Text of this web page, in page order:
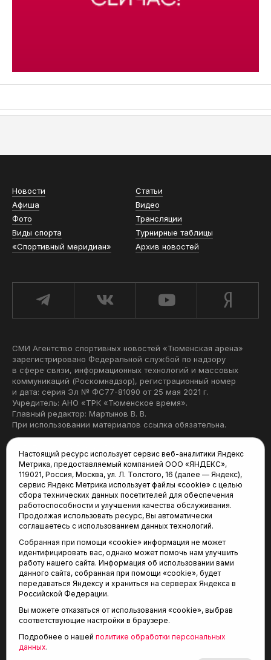
Новости
Статьи
Афиша
Видео
Фото
Трансляции
Виды спорта
Турнирные таблицы
«Спортивный меридиан»
Архив новостей
СМИ Агентство спортивных новостей «Тюменская арена»
зарегистрировано Федеральной службой по надзору
в сфере связи, информационных технологий и массовых
коммуникаций (Роскомнадзор), регистрационный номер
и дата: серия Эл № ФС77-81090 от 25 мая 2021 г.
Учредитель: АНО «ТРК «Тюменское время».
Главный редактор: Мартынов В. В.
При использовании материалов ссылка обязательна.
Редакция:
625035, Тюмень, пр. Геологоразведчиков, 28А
(3452) 68-22-28
tum-arena@mail.ru
Отдел продаж:
(3452) 68-89-78
kotovaev@sibinformburo.ru
© 2001-2026 Агентство спортивных новостей
Настоящий ресурс использует сервис веб-аналитики Яндекс
Метрика, предоставляемый компанией ООО «ЯНДЕКС»,
119021, Россия, Москва, ул. Л. Толстого, 16 (далее — Яндекс),
сервис Яндекс Метрика использует файлы «cookie» с целью
сбора технических данных посетителей для обеспечения
работоспособности и улучшения качества обслуживания.
Продолжая использовать ресурс, Вы автоматически
соглашаетесь с использованием данных технологий.
Собранная при помощи «cookie» информация не может
идентифицировать вас, однако может помочь нам улучшить
работу нашего сайта. Информация об использовании вами
данного сайта, собранная при помощи «cookie», будет
передаваться Яндексу и храниться на серверах Яндекса в
Российской Федерации.
Вы можете отказаться от использования «cookie», выбрав
соответствующие настройки в браузере.
Подробнее о нашей политике обработки персональных
данных.